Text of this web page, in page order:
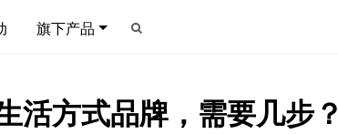
旗下产品
活方式品牌，需要几步？